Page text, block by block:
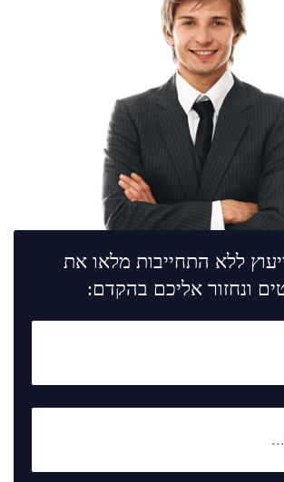
ללא התחייבות מלאו את
ונחזור אליכם בהקדם: